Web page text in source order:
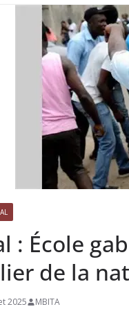
: École
de la
2025 MBITA